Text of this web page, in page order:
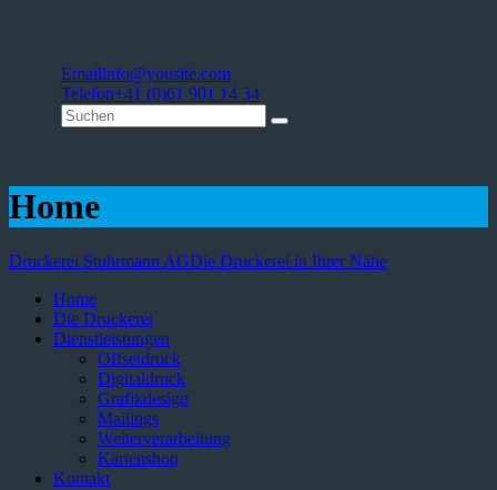
Emailinfo@yousite.com
Telefon+41 (0)61 901 14 34
Home
Druckerei Stuhrmann AGDie Druckerei in Ihrer Nähe
Home
Die Druckerei
Dienstleistungen
Offsetdruck
Digitaldruck
Grafikdesign
Mailings
Weiterverarbeitung
Kartenshop
Kontakt